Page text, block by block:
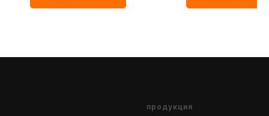
продукция